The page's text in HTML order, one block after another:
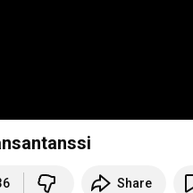
Share